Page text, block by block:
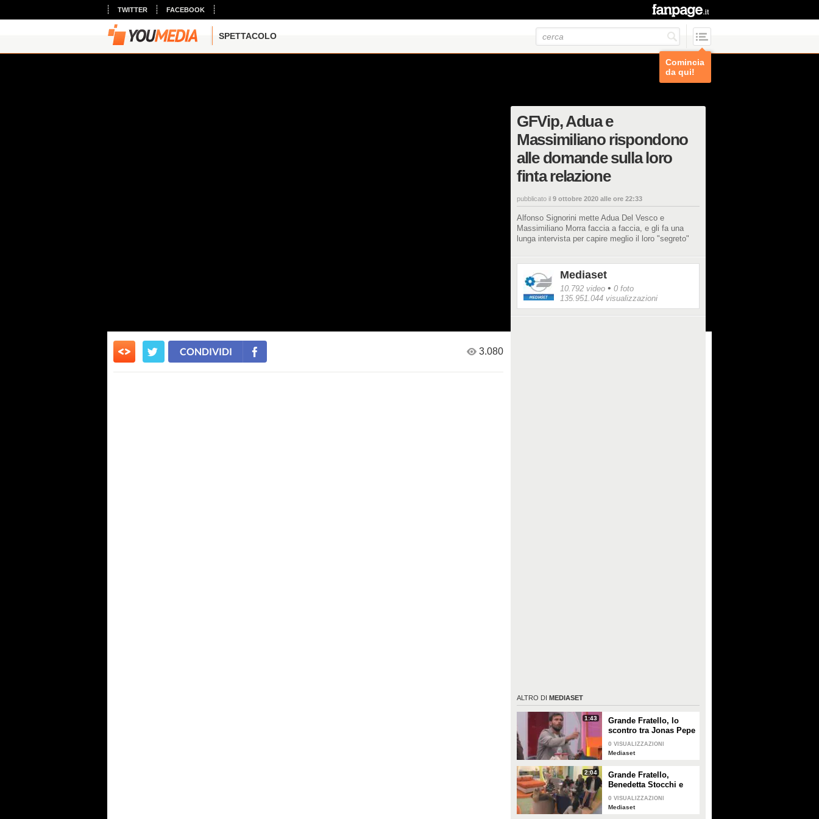
TWITTER FACEBOOK
SPETTACOLO
Comincia
da qui!
GFVip, Adua e
Massimiliano rispondono
alle domande sulla loro
finta relazione
pubblicato il 9 ottobre 2020 alle ore 22:33
Alfonso Signorini mette Adua Del Vesco e
Massimiliano Morra faccia a faccia, e gli fa una
lunga intervista per capire meglio il loro "segreto"
Mediaset
10.792 video • 0 foto
135.951.044 visualizzazioni
ALTRO DI MEDIASET
1:43
Grande Fratello, lo
scontro tra Jonas Pepe
e Domenico D'Alterio
0 VISUALIZZAZIONI
Mediaset
2:04
Grande Fratello,
Benedetta Stocchi e
Francesca Carrara:
discussione in camera
0 VISUALIZZAZIONI
Mediaset
CONDIVIDI 3.080